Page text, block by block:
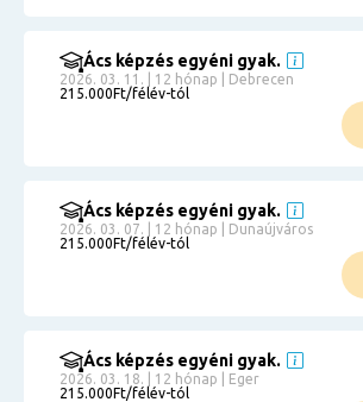
Ács képzés egyéni gyak.
2026. 03. 11. | 12 hónap | Debrecen
215.000Ft/félév-tól
Ács képzés egyéni gyak.
2026. 03. 07. | 12 hónap | Dunaújváros
215.000Ft/félév-tól
Ács képzés egyéni gyak.
2026. 03. 18. | 12 hónap | Eger
215.000Ft/félév-tól